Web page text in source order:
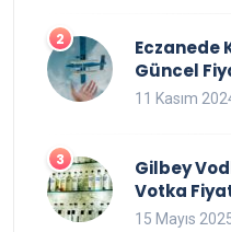
Eczanede
Güncel
11 Kasım
Gilbey
Votka
15 Mayıs